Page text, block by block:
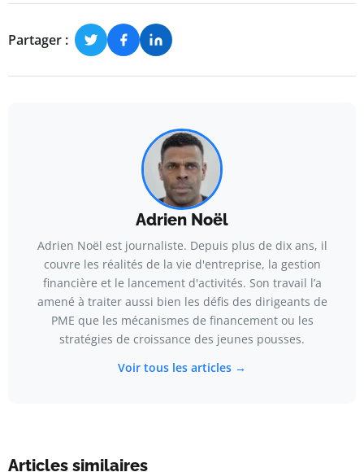
Partager :
Adrien Noël
Adrien Noël est journaliste. Depuis plus de dix ans, il
couvre les réalités de la vie d'entreprise, la gestion
financière et le lancement d'activités. Son travail l’a
amené à traiter aussi bien les défis des dirigeants de
PME que les mécanismes de financement ou les
stratégies de croissance des jeunes pousses.
Voir tous les articles →
Articles similaires